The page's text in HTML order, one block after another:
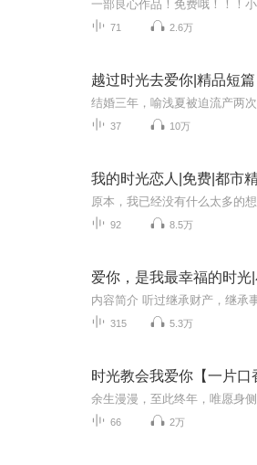
71 2.6万
越过时光去爱你|精品短篇
37 10万
92 8.5万
爱你，是我最幸福的时光
315 5.3万
时光教会我爱你【一片口
余生漫漫，至此终年，唯愿身侧
66 2万